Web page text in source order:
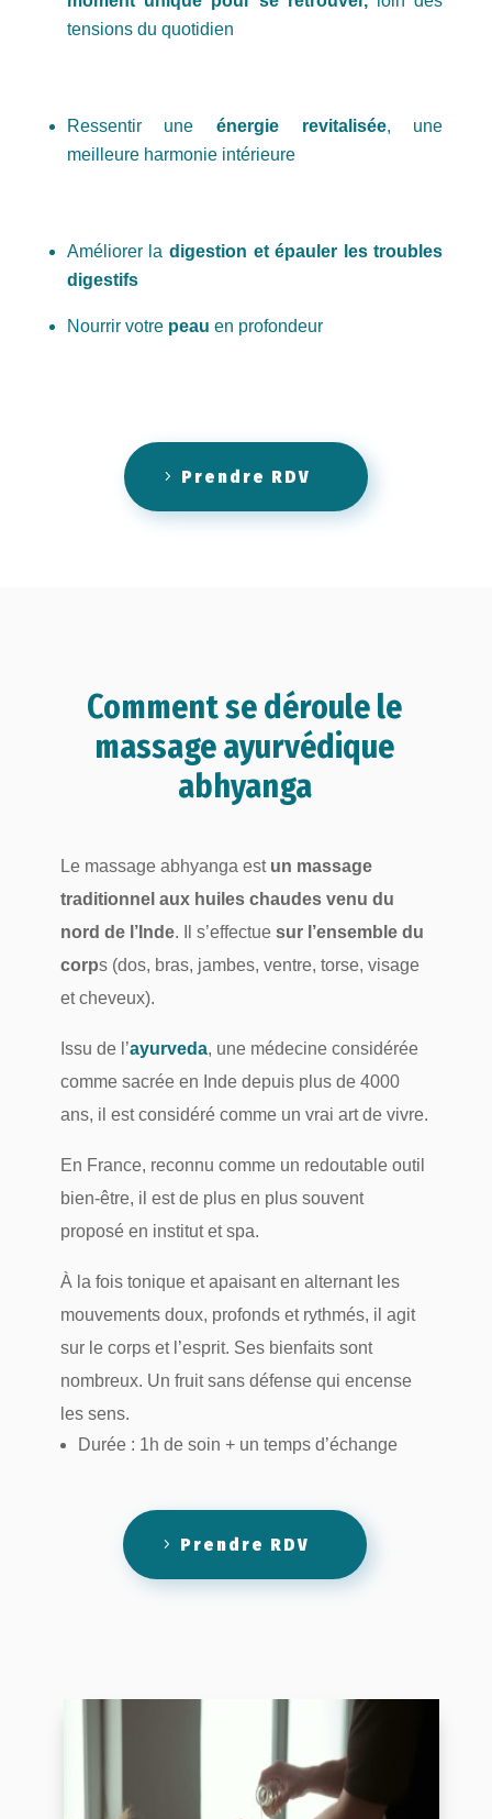
tensions du quotidien
Ressentir une énergie revitalisée, une
meilleure harmonie intérieure
Améliorer la digestion et épauler les troubles
digestifs
Nourrir votre peau en profondeur
Prendre RDV
Comment se déroule le
massage ayurvédique
abhyanga
Le massage abhyanga est un massage
traditionnel aux huiles chaudes venu du
nord de l’Inde. Il s’effectue sur l’ensemble du
corps (dos, bras, jambes, ventre, torse, visage
et cheveux).
Issu de l’ayurveda, une médecine considérée
comme sacrée en Inde depuis plus de 4000
ans, il est considéré comme un vrai art de vivre.
En France, reconnu comme un redoutable outil
bien-être, il est de plus en plus souvent
proposé en institut et spa.
À la fois tonique et apaisant en alternant les
mouvements doux, profonds et rythmés, il agit
sur le corps et l’esprit. Ses bienfaits sont
nombreux. Un fruit sans défense qui encense
les sens.
Durée : 1h de soin + un temps d’échange
Prendre RDV